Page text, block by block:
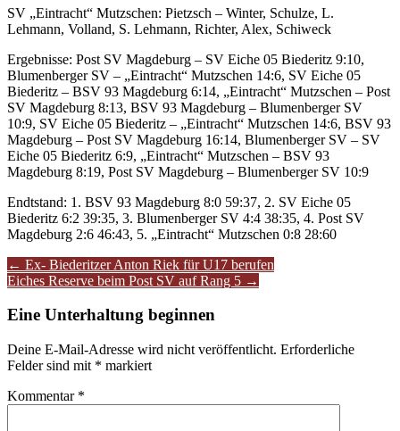
SV „Eintracht“ Mutzschen: Pietzsch – Winter, Schulze, L.
Lehmann, Volland, S. Lehmann, Richter, Alex, Schiweck
Ergebnisse: Post SV Magdeburg – SV Eiche 05 Biederitz 9:10,
Blumenberger SV – „Eintracht“ Mutzschen 14:6, SV Eiche 05
Biederitz – BSV 93 Magdeburg 6:14, „Eintracht“ Mutzschen – Post
SV Magdeburg 8:13, BSV 93 Magdeburg – Blumenberger SV
10:9, SV Eiche 05 Biederitz – „Eintracht“ Mutzschen 14:6, BSV 93
Magdeburg – Post SV Magdeburg 16:14, Blumenberger SV – SV
Eiche 05 Biederitz 6:9, „Eintracht“ Mutzschen – BSV 93
Magdeburg 8:19, Post SV Magdeburg – Blumenberger SV 10:9
Endtstand: 1. BSV 93 Magdeburg 8:0 59:37, 2. SV Eiche 05
Biederitz 6:2 39:35, 3. Blumenberger SV 4:4 38:35, 4. Post SV
Magdeburg 2:6 46:43, 5. „Eintracht“ Mutzschen 0:8 28:60
Artikel-
Navigation
← Ex- Biederitzer Anton Riek für U17 berufen
Eiches Reserve beim Post SV auf Rang 5 →
Eine Unterhaltung beginnen
Deine E-Mail-Adresse wird nicht veröffentlicht. Erforderliche
Felder sind mit * markiert
Kommentar *